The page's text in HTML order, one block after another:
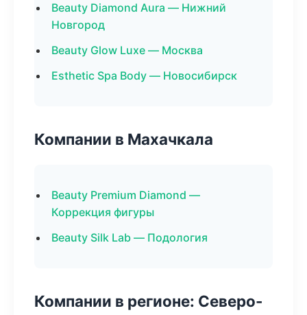
Beauty Diamond Aura — Нижний
Новгород
Beauty Glow Luxe — Москва
Esthetic Spa Body — Новосибирск
Компании в Махачкала
Beauty Premium Diamond —
Коррекция фигуры
Beauty Silk Lab — Подология
Компании в регионе: Северо-